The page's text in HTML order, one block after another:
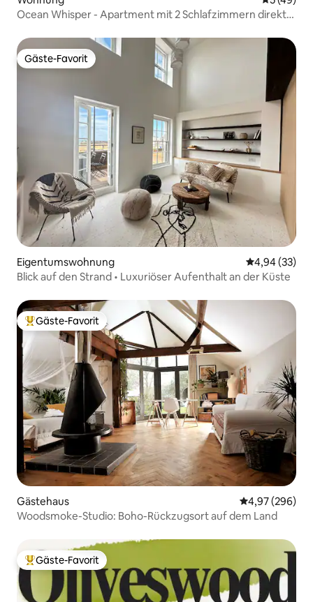
Ocean Whisper - Apartment mit 2 Schlafzimmern direkt
Gäste-Favorit
Gäste-Favorit
Eigentumswohnung
4,94 (33)
Blick auf den Strand • Luxuriöser Aufenthalt an der Küste
Beliebter Gäste-Favorit.
Gäste-Favorit
Gästehaus
4,97 (296)
Woodsmoke-Studio: Boho-Rückzugsort auf dem Land
Beliebter Gäste-Favorit.
Gäste-Favorit